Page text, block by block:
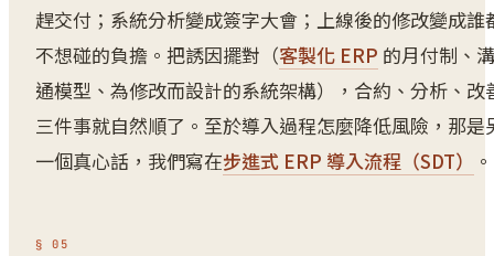
趕交付；系統分析變成簽字大會；上線後的修改變成誰
不想碰的負擔。把誘因擺對（客製化 ERP 的月付制、溝
通模型、為修改而設計的系統架構），合約、分析、改
三件事就自然順了。至於導入過程怎麼降低風險，那是
一個真心話，我們寫在步進式 ERP 導入流程（SDT） 。